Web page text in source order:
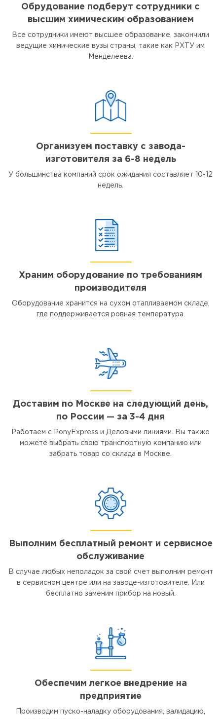
Обрудование подберут сотрудники с
высшим химическим образованием
Все сотрудники имеют высшее образование, закончили
ведущие химические вузы страны, такие как РХТУ им
Менделеева.
Организуем поставку с завода-
изготовителя за 6-8 недель
У большинства компаний срок ожидания составляет 10-12
недель.
Храним оборудование по требованиям
производителя
Оборудование хранится на сухом отапливаемом складе,
где поддерживается ровная температура.
Доставим по Москве на следующий день,
по России — за 3-4 дня
Работаем с PonyExpress и Деловыми линиями. Вы также
можете выбрать свою транспортную компанию или
забрать товар со склада в Москве.
Выполним бесплатный ремонт и сервисное
обслуживание
В случае любых неполадок за свой счет выполним ремонт
в сервисном центре или на заводе-изготовителе. Или
бесплатно заменим прибор на новый.
Обеспечим легкое внедрение на
предприятие
Производим пуско-наладку оборудования, валидацию,